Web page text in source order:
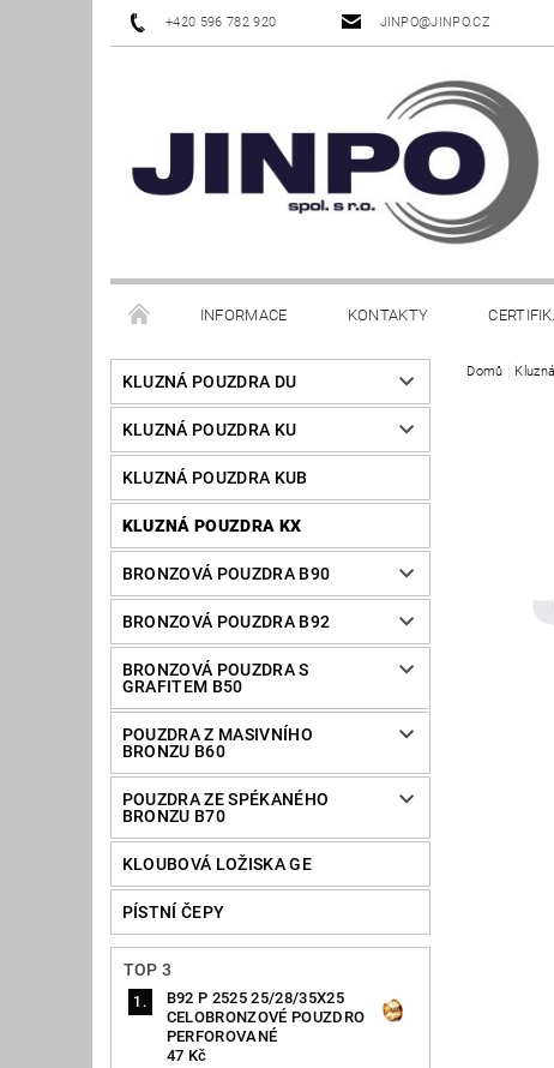
+420 596 782 920 JINPO@JINPO.CZ
INFORMACE KONTAKTY
KLUZNÁ POUZDRA DU
KLUZNÁ POUZDRA KU
KLUZNÁ POUZDRA KUB
KLUZNÁ POUZDRA KX
BRONZOVÁ POUZDRA B90
BRONZOVÁ POUZDRA B92
BRONZOVÁ POUZDRA S
GRAFITEM B50
POUZDRA Z MASIVNÍHO
BRONZU B60
POUZDRA ZE SPÉKANÉHO
BRONZU B70
KLOUBOVÁ LOŽISKA GE
PÍSTNÍ ČEPY
TOP 3
B92 P 2525 25/28/35X25
CELOBRONZOVÉ POUZDRO
PERFOROVANÉ
47 Kč
Domů